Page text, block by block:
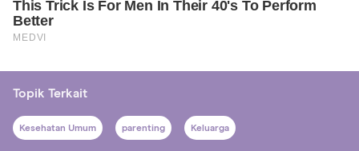
Topik Terkait
Kesehatan Umum parenting Keluarga